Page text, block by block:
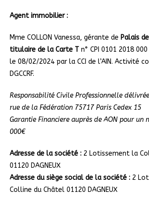
Agent immobilier :
Mme COLLON Vanessa, gérante de Palais
titulaire de la Carte T n° CPI 0101 2018
le 08/02/2024 par la CCI de l’AIN. Activité
DGCCRF.
Responsabilité Civile Professionnelle
rue de la Fédération 75717 Paris Cedex 15
Garantie Financiere auprès de AON pour un
000€
Adresse de la société : 2 Lotissement la
01120 DAGNEUX
Adresse du siège social de la société : 2
Colline du Châtel 01120 DAGNEUX